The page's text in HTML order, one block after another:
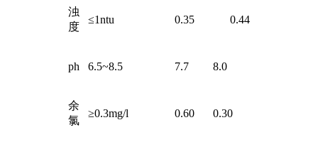
浊
度
≤1ntu 0.35 0.44
ph 6.5~8.5 7.7 8.0
余
氯
≥0.3mg/l 0.60 0.30